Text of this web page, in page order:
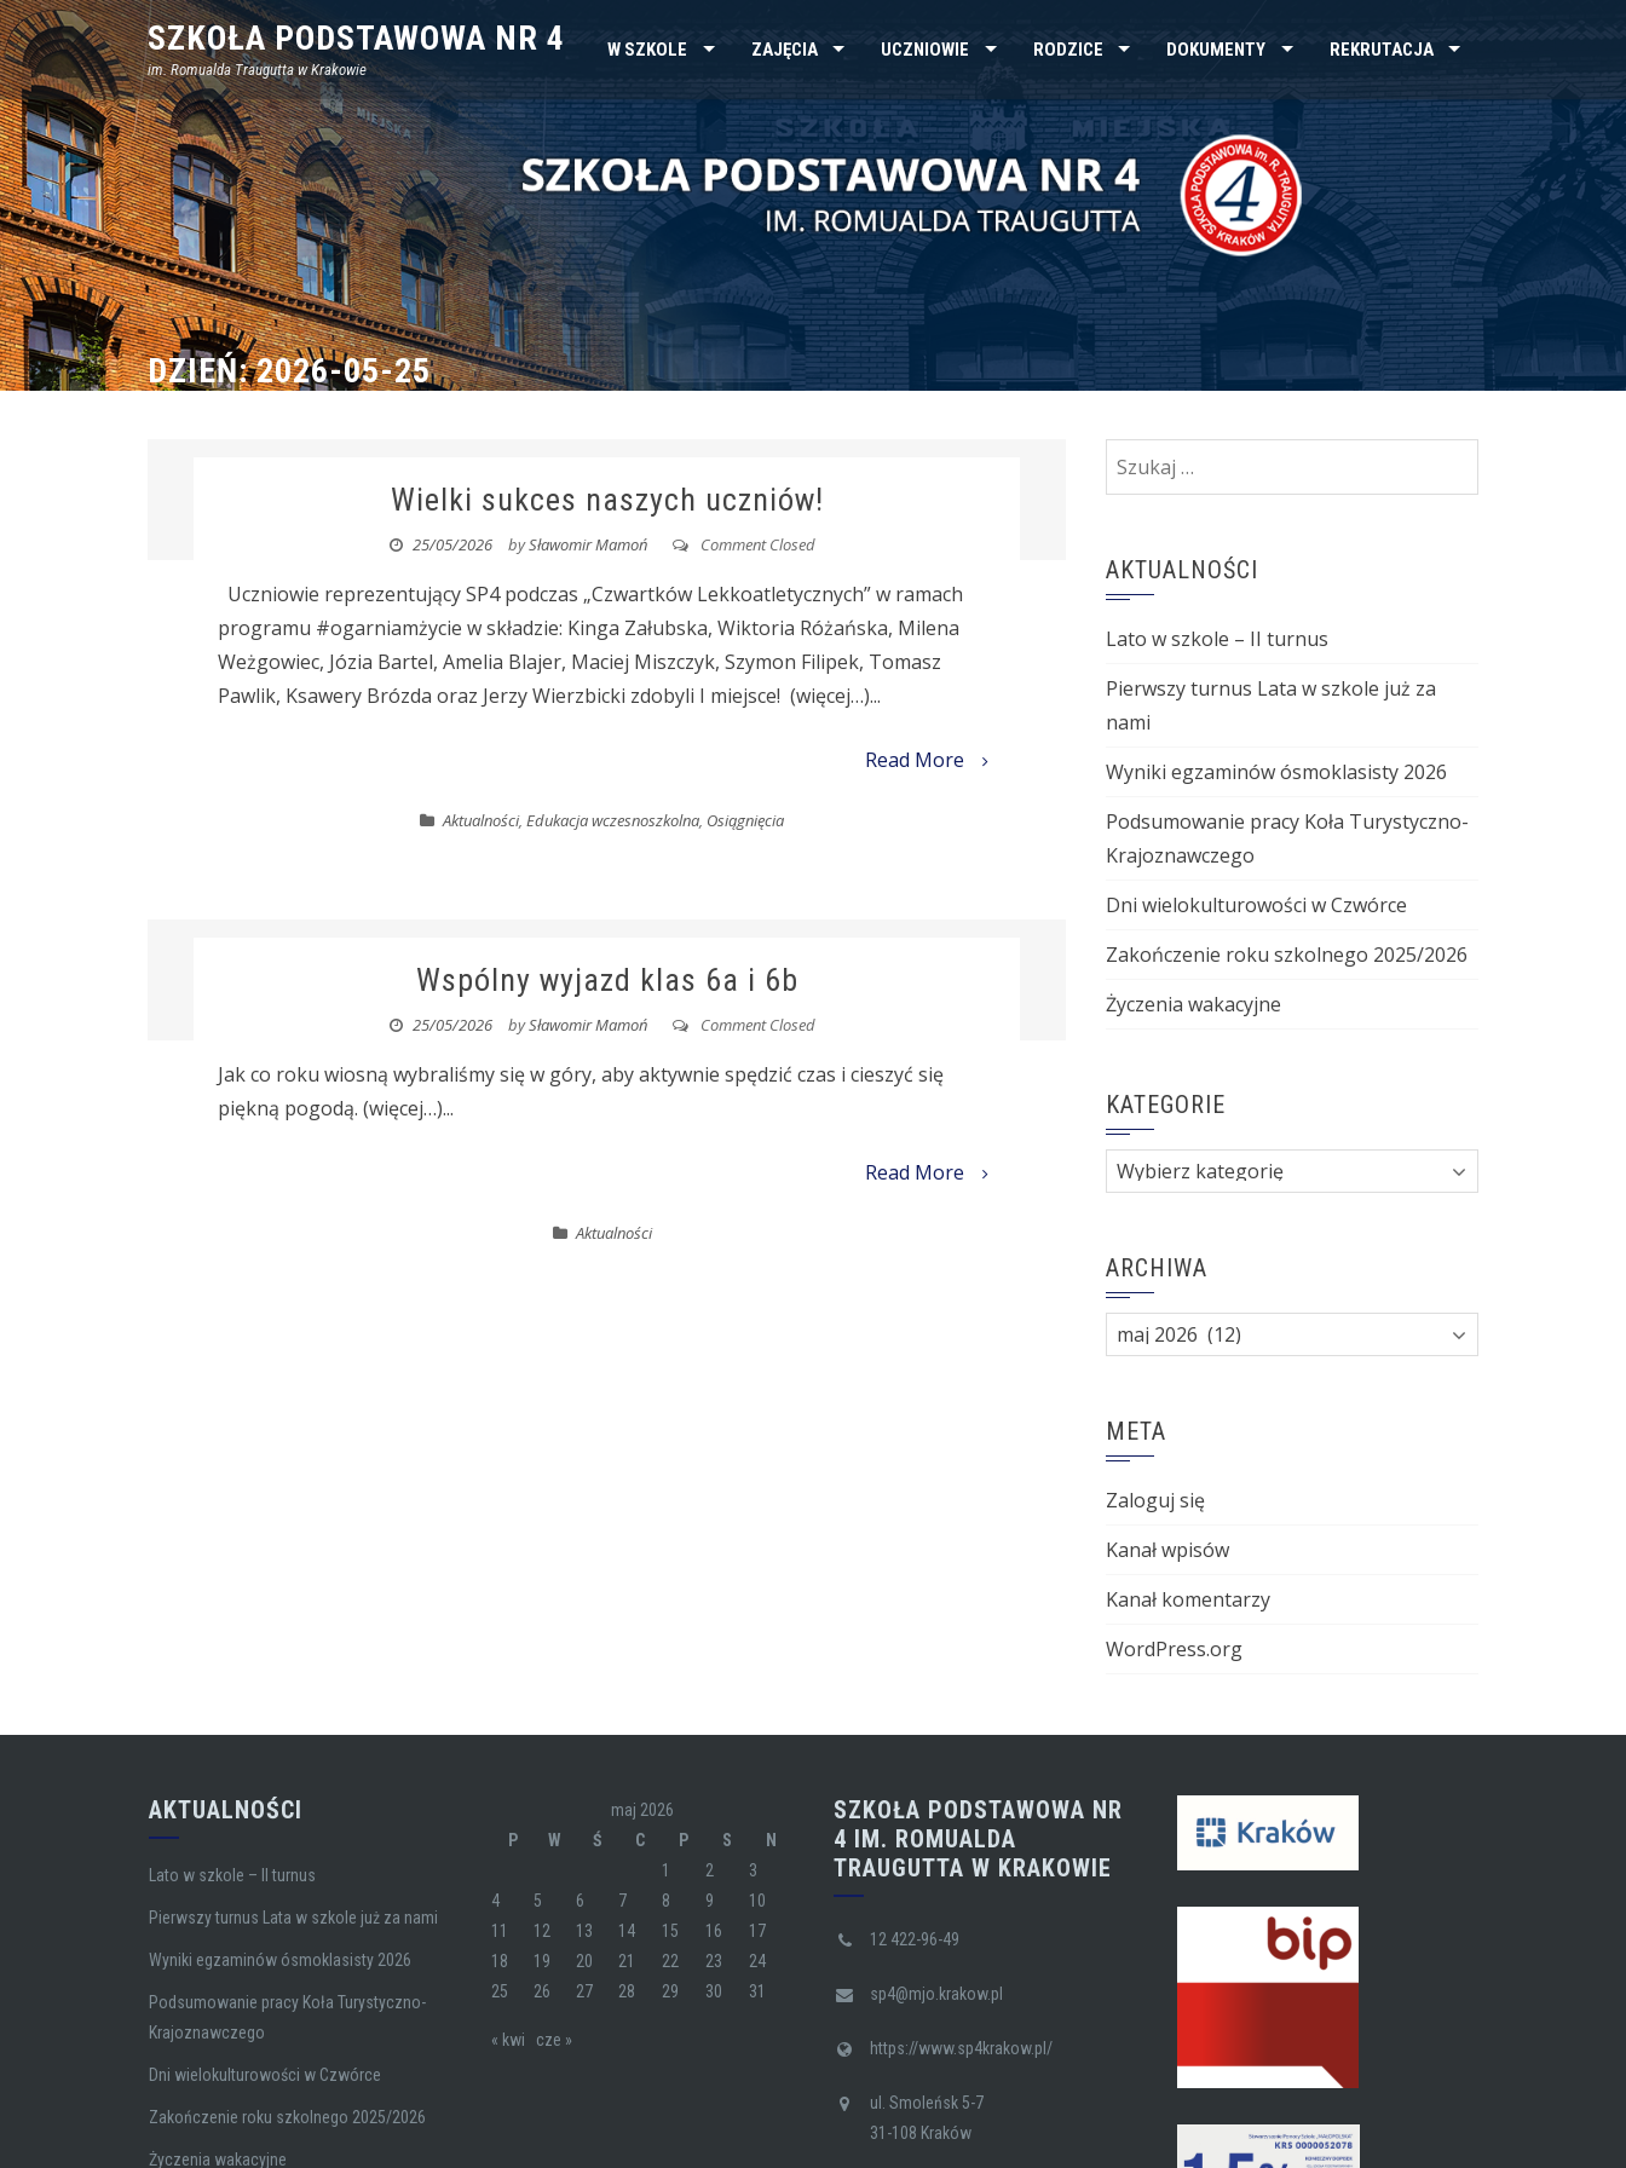
Skip
to
content
SZKOŁA PODSTAWOWA NR 4
im. Romualda Traugutta w Krakowie
W SZKOLE ZAJĘCIA UCZNIOWIE RODZICE DOKUMENTY REKRUTACJA
DZIEŃ:2026-05-25
Wielki sukces naszych uczniów!
25/05/2026 bySławomir Mamoń Comment Closed
Uczniowie reprezentujący SP4 podczas „Czwartków Lekkoatletycznych” w ramach
programu #ogarniamżycie w składzie: Kinga Załubska, Wiktoria Różańska, Milena
Weżgowiec, Józia Bartel, Amelia Blajer, Maciej Miszczyk, Szymon Filipek, Tomasz
Pawlik, Ksawery Brózda oraz Jerzy Wierzbicki zdobyli I miejsce! (więcej…)...
Read More
Aktualności,Edukacja wczesnoszkolna, Osiągnięcia
Wspólny wyjazd klas 6a i 6b
25/05/2026 bySławomir Mamoń Comment Closed
Jak co roku wiosną wybraliśmy się w góry, aby aktywnie spędzić czas i cieszyć się
piękną pogodą. (więcej…)...
Read More
Aktualności
Szukaj:
AKTUALNOŚCI
Lato w szkole – II turnus
Pierwszy turnus Lata w szkole już za
nami
Wyniki egzaminów ósmoklasisty 2026
Podsumowanie pracy Koła Turystyczno-
Krajoznawczego
Dni wielokulturowości w Czwórce
Zakończenie roku szkolnego 2025/2026
Życzenia wakacyjne
KATEGORIE
Kategorie
ARCHIWA
Archiwa
META
Zaloguj się
Kanał wpisów
Kanał komentarzy
WordPress.org
AKTUALNOŚCI
Lato w szkole – II turnus
Pierwszy turnus Lata w szkole już za nami
Wyniki egzaminów ósmoklasisty 2026
Podsumowanie pracy Koła Turystyczno-
Krajoznawczego
Dni wielokulturowości w Czwórce
Zakończenie roku szkolnego 2025/2026
Życzenia wakacyjne
maj 2026
P
W Ś C P S
N
1
2
3
4
5 6 7 8 9
10
11
12 13 14 15 16
17
18
19 20 21 22 23
24
25
26 27 28 29 30 31
« kwi cze »
SZKOŁA PODSTAWOWA NR
4 IM. ROMUALDA
TRAUGUTTA W KRAKOWIE
12 422-96-49
sp4@mjo.krakow.pl
https://www.sp4krakow.pl/
ul. Smoleńsk 5-7
31-108 Kraków